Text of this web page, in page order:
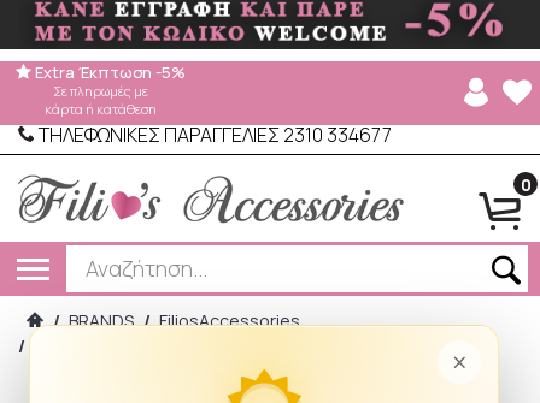
ΤΗΛΕΦΩΝΙΚΕΣ ΠΑΡΑΓΓΕΛΙΕΣ 2310 334677
0
Extra Έκπτωση -5%
Σε πληρωμές με
κάρτα ή κατάθεση
×
/ BRANDS / FiliosAccessories
/